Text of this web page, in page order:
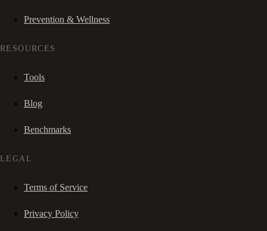
Prevention & Wellness
RESOURCES
Tools
Blog
Benchmarks
LEGAL
Terms of Service
Privacy Policy